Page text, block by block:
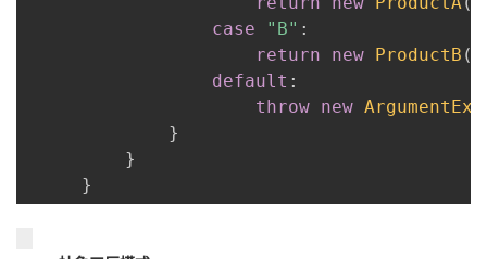
case
"B" :
return
new ProductB (
default :
throw new
}
}
}